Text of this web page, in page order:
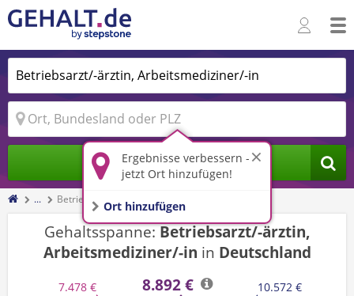
Ergebnisse verbessern -
jetzt Ort hinzufügen!
Ort hinzufügen
Jobs finden
... Betriebsarzt/-ärztin, Arbeitsmediziner/-in
Gehaltsspanne:Betriebsarzt/-ärztin,
Arbeitsmediziner/-in in Deutschland
7.478 € 8.892 €
10.572 €